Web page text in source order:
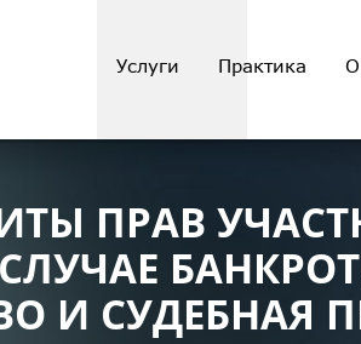
Услуги Практика О
ПРАВ
И СУДЕБНАЯ